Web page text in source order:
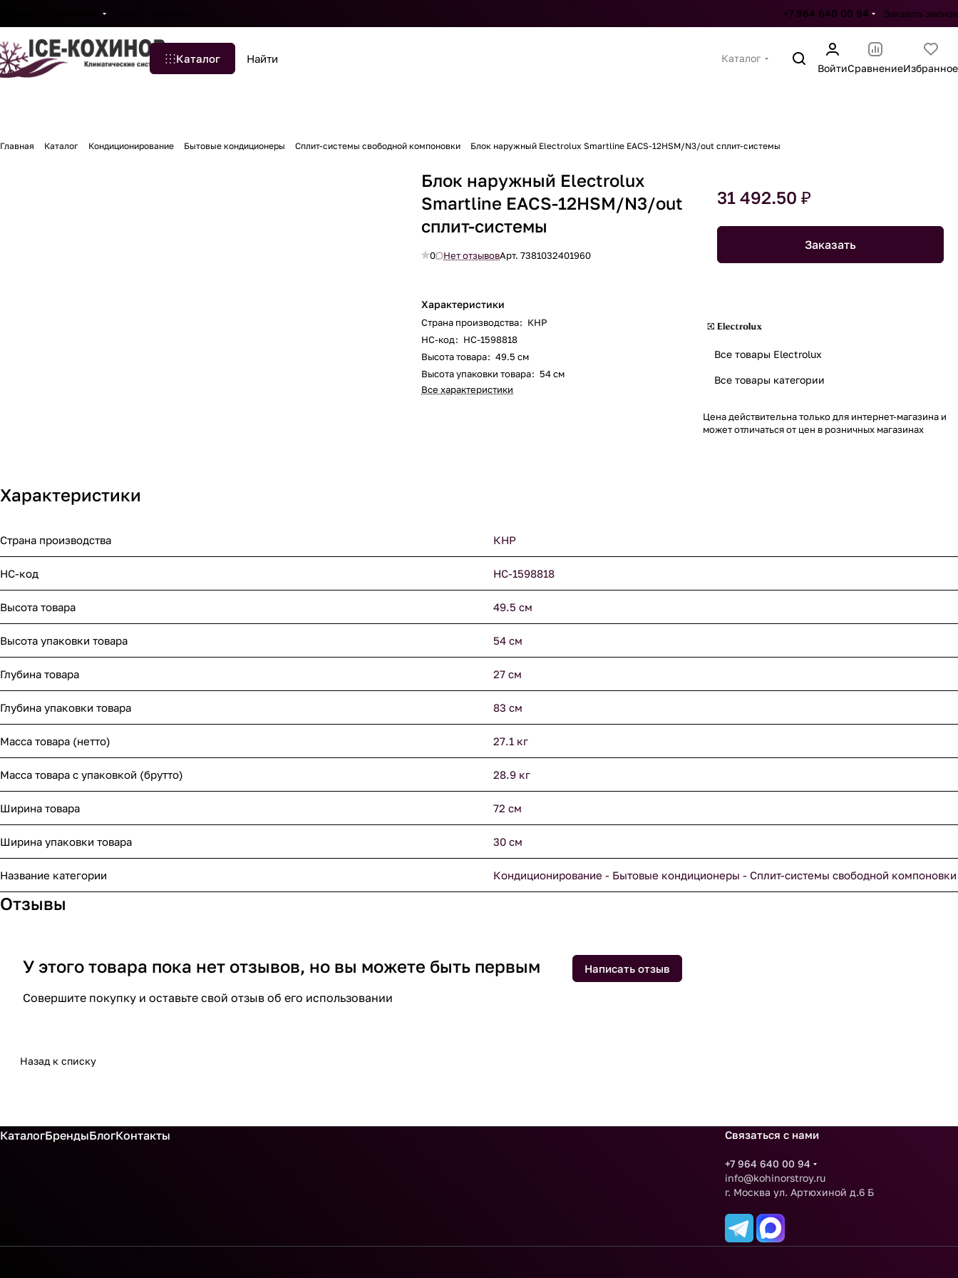
+7 964 640 00 94 Заказать звонок
Каталог
Каталог
ВойтиСравнениеИзбранное
Главная Каталог Кондиционирование Бытовые кондиционеры Сплит-системы свободной компоновки Блок наружный Electrolux Smartline EACS-12HSM/N3/out сплит-системы
Блок наружный Electrolux
Smartline EACS-12HSM/N3/out
сплит-системы
0 Нет отзывовАрт.7381032401960
Характеристики
Страна производства: КНР
НС-код: НС-1598818
Высота товара: 49.5 см
Высота упаковки товара: 54 см
Все характеристики
31 492.50 ₽
Заказать
Все товары Electrolux
Все товары категории
Цена действительна только для интернет-магазина и
может отличаться от цен в розничных магазинах
Характеристики
Страна производства КНР
НС-код НС-1598818
Высота товара 49.5 см
Высота упаковки товара 54 см
Глубина товара 27 см
Глубина упаковки товара 83 см
Масса товара (нетто) 27.1 кг
Масса товара с упаковкой (брутто) 28.9 кг
Ширина товара 72 см
Ширина упаковки товара 30 см
Название категории Кондиционирование - Бытовые кондиционеры - Сплит-системы свободной компоновки
Отзывы
У этого товара пока нет отзывов, но вы можете быть первым
Совершите покупку и оставьте свой отзыв об его использовании
Написать отзыв
Назад к списку
КаталогБрендыБлогКонтакты Связаться с нами
+7 964 640 00 94
info@kohinorstroy.ru
г. Москва ул. Артюхиной д.6 Б